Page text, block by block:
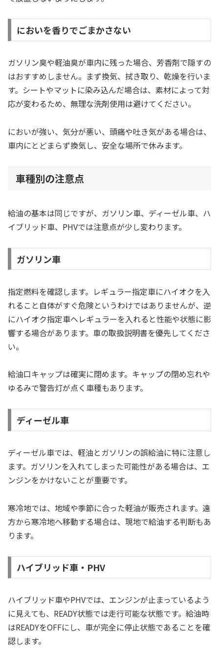
においを香りでごまかさない
ガソリン臭や軽油臭が車内に残った場合、芳香剤で隠すの
はおすすめしません。まず換気、拭き取り、乾燥を行いま
す。シートやマットに染み込んだ場合は、素材によって対
応が変わるため、無理な洗剤使用は避けてください。
においが強い、気分が悪い、頭痛や吐き気がある場合は、
車内にとどまらず換気し、安全な場所で休みます。
車種別の注意点
給油の基本は同じですが、ガソリン車、ディーゼル車、ハ
イブリッド車、PHVでは注意点が少し変わります。
ガソリン車
指定燃料を確認します。レギュラー指定車にハイオクを入
れること自体がすぐ危険というわけではありませんが、逆
にハイオク指定車へレギュラーを入れると性能や状態に影
響する場合があります。車の取扱説明書を優先してくださ
い。
給油口キャップは確実に閉めます。キャップの閉め忘れや
ゆるみで警告灯が点く車種もあります。
ディーゼル車
ディーゼル車では、軽油とガソリンの誤給油に特に注意し
ます。ガソリンを入れてしまった可能性がある場合は、エ
ンジンをかけないことが重要です。
寒冷地では、地域や季節に合った軽油が販売されます。遠
方から寒冷地へ移動する場合は、現地で給油する判断もあ
ります。
ハイブリッド車・PHV
ハイブリッド車やPHVでは、エンジンが止まっているよう
に見えても、READY状態では走行可能な状態です。給油時
はREADYをOFFにし、車が完全に停止状態であることを確
認します。